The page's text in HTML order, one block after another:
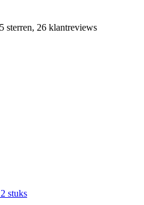
sterren, 26 klantreviews
stuks